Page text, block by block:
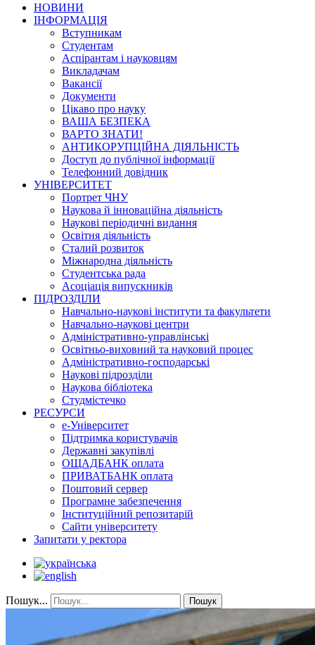
НОВИНИ
ІНФОРМАЦІЯ
Вступникам
Студентам
Аспірантам і науковцям
Викладачам
Вакансії
Документи
Цікаво про науку
ВАША БЕЗПЕКА
ВАРТО ЗНАТИ!
АНТИКОРУПЦІЙНА ДІЯЛЬНІСТЬ
Доступ до публічної інформації
Телефонний довідник
УНІВЕРСИТЕТ
Портрет ЧНУ
Наукова й інноваційна діяльність
Наукові періодичні видання
Освітня діяльність
Сталий розвиток
Міжнародна діяльність
Студентська рада
Асоціація випускників
ПІДРОЗДІЛИ
Навчально-наукові інститути та факультети
Навчально-наукові центри
Адміністративно-управлінські
Освітньо-виховний та науковий процес
Адміністративно-господарські
Наукові підрозділи
Наукова бібліотека
Студмістечко
РЕСУРСИ
е-Університет
Підтримка користувачів
Державні закупівлі
ОЩАДБАНК оплата
ПРИВАТБАНК оплата
Поштовий сервер
Програмне забезпечення
Інституційний репозитарій
Сайти університету
Запитати у ректора
Пошук... Пошук